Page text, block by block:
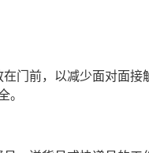
门前，以减少面对面
。